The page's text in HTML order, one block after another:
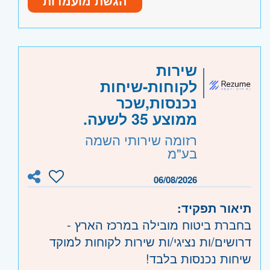
ממשרד עו"ד מוכר – חובה
היקף משרה: משרה מלאה
קוד משרה:782568
- תל אביב, פתח תקווה, רמת גן
וגבעתיים, בקעת אונו וגבעת שמואל, חולון
ובת-ים, מודיעין, שוהם
- חדרה וזכרון יעקב, נתניה ועמק חפר,
רעננה, כפר סבא והוד השרון, ראש העין,
השפלה - ראשון לציון ונס- ציונה, רמלה לוד,
רחובות, יבנה
שירות
לקוחות-שיחות
נכנסות,שכר
ממוצע 35 לשעה.
רזומה שירותי השמה
בע"מ
06/08/2026
תיאור תפקיד:
בחברת ביטוח מובילה במרכז הארץ -
דרושים/ות נציגי/ות שירות לקוחות למוקד
שיחות נכנסות בלבד!